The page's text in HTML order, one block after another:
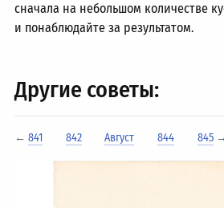
сначала на небольшом количестве
и понаблюдайте за результатом.
Другие советы:
←841 842 Август 844 845→